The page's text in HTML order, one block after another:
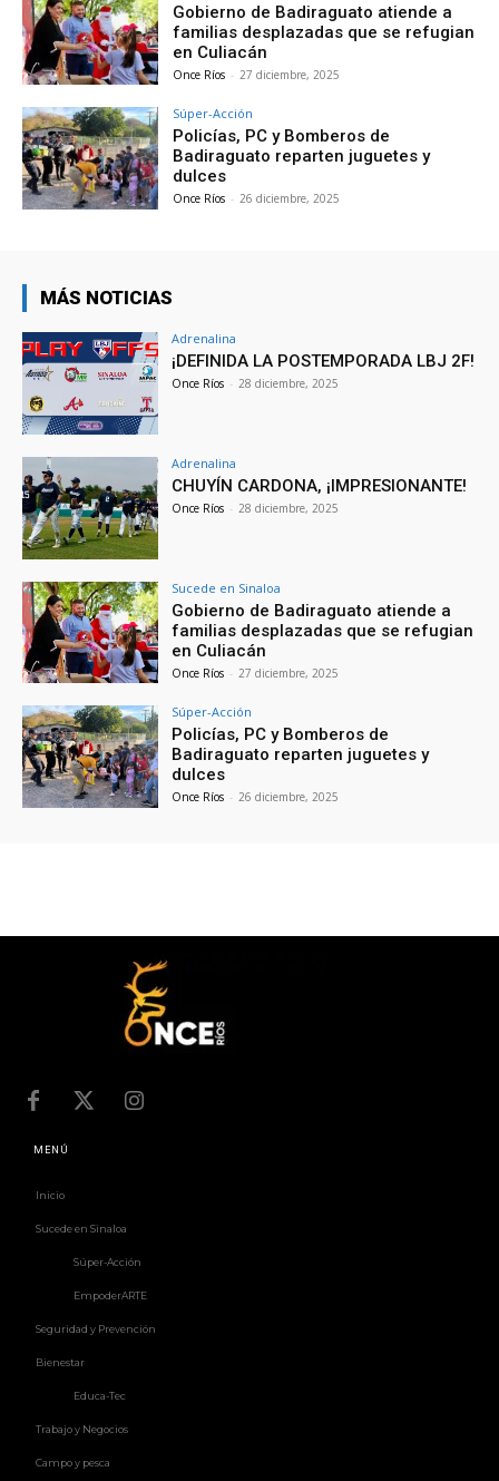
Gobierno de Badiraguato atiende a
familias desplazadas que se refugian
en Culiacán
Once Ríos - 27 diciembre, 2025
Súper-Acción
Policías, PC y Bomberos de
Badiraguato reparten juguetes y
dulces
Once Ríos - 26 diciembre, 2025
MÁS NOTICIAS
Adrenalina
¡DEFINIDA LA POSTEMPORADA LBJ 2F!
Once Ríos - 28 diciembre, 2025
Adrenalina
CHUYÍN CARDONA, ¡IMPRESIONANTE!
Once Ríos - 28 diciembre, 2025
Sucede en Sinaloa
Gobierno de Badiraguato atiende a
familias desplazadas que se refugian
en Culiacán
Once Ríos - 27 diciembre, 2025
Súper-Acción
Policías, PC y Bomberos de
Badiraguato reparten juguetes y
dulces
Once Ríos - 26 diciembre, 2025
MENÚ
Inicio
Sucede en Sinaloa
Súper-Acción
EmpoderARTE
Seguridad y Prevención
Bienestar
Educa-Tec
Trabajo y Negocios
Campo y pesca